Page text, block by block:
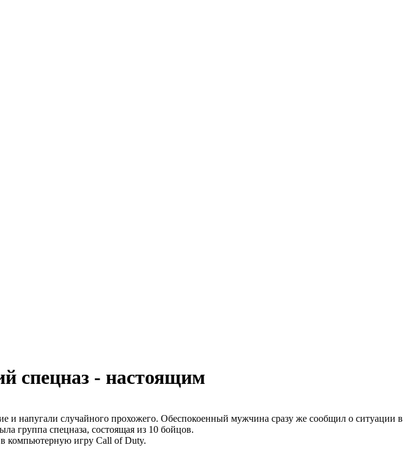
спецназ - настоящим
и напугали случайного прохожего. Обеспокоенный мужчина сразу же сообщил о ситуации в
группа спецназа, состоящая из 10 бойцов.
компьютерную игру Call of Duty.